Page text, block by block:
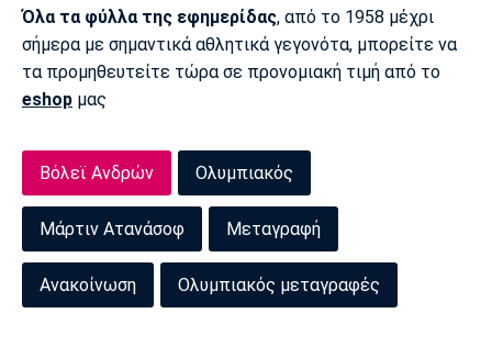
Όλα τα φύλλα της εφημερίδας, από το 1958 μέχρι
σήμερα με σημαντικά αθλητικά γεγονότα, μπορείτε να
τα προμηθευτείτε τώρα σε προνομιακή τιμή από το
eshop μας
Βόλεϊ Ανδρών Ολυμπιακός
Μάρτιν Ατανάσοφ Μεταγραφή
Ανακοίνωση Ολυμπιακός μεταγραφές